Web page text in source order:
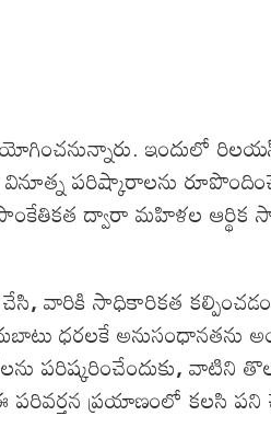
ఇందులో
పరిష్కారాలను
ద్వారా మహిళల ఆర్థిక
,వారికి సాధికారికత
ధరలకే అనుసంధానతను
పరిష్కరించేందుకు,వాటిని
పరివర్తన ప్రయాణంలో కలసి పని